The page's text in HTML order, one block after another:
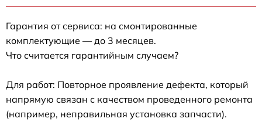
Гарантия от сервиса: на смонтированные
комплектующие — до 3 месяцев.
Что считается гарантийным случаем?
Для работ: Повторное проявление дефекта, который
напрямую связан с качеством проведенного ремонта
(например, неправильная установка запчасти).